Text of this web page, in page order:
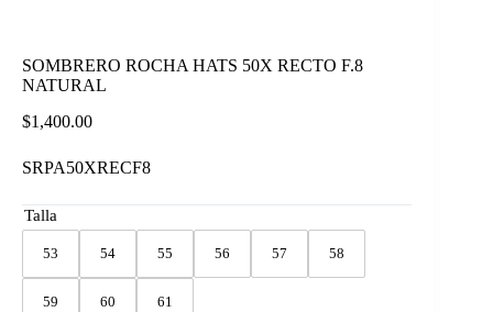
SOMBRERO ROCHA HATS 50X RECTO F.8
NATURAL
$1,400.00
SRPA50XRECF8
Talla
53 54 55 56 57 58
59 60 61